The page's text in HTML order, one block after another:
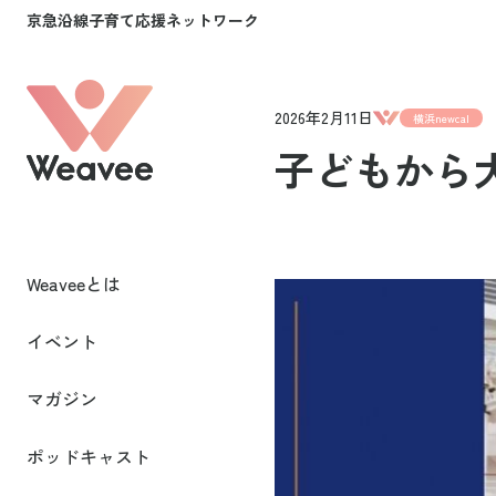
京急沿線子育て応援ネットワーク
Weaveeとは
イベント
マガジン
ポッドキャスト
2026年2月11日 横浜newcal
子どもから